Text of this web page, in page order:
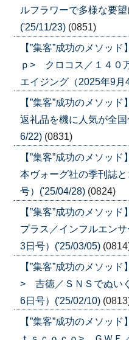
ルフラワーで多様な要
('25/11/23) (0851)
【”集客”成功のメソッ
ｐ> クロコス／１４０
エイジング（2025年9月
【”集客”成功のメソッ
返礼品を機に人気が全
6/22) (0831)
【”集客”成功のメソッ
本ヴォーグ社の季刊誌
号）('25/04/28) (0824)
【”集客”成功のメソッ
プラス／インフルエン
3日号）('25/03/05)
【”集客”成功のメソッ
> 吉徳／ＳＮＳでぬい
6日号）('25/02/10)
【”集客”成功のメソッ